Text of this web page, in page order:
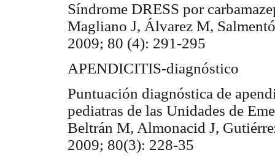
Síndrome DRESS por
Magliano J, Álvarez M,
2009; 80 (4): 291-295
APENDICITIS-diagnóstico
Puntuación diagnóstica de
pediatras de las Unidades de
Beltrán M, Almonacid J,
2009; 80(3): 228-35